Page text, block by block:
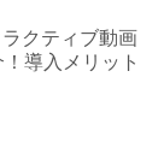
クティブ動画
導入メリット